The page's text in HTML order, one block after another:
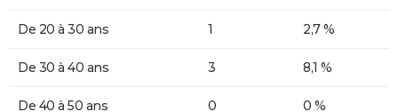
De 20 à 30 ans 1 2,7 %
De 30 à 40 ans 3 8,1 %
De 40 à 50 ans 0 0 %